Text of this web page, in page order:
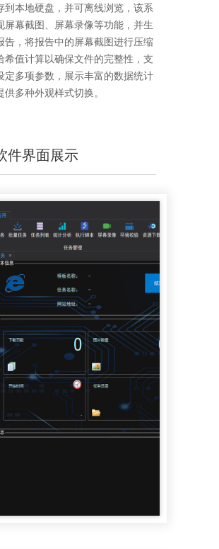
到本地硬盘，并可离线浏览，该系
屏幕截图、屏幕录像等功能，并生
告，将报告中的屏幕截图进行压缩
希值计算以确保文件的完整性，支
定多项参数，展示丰富的数据统计
供多种外观样式切换。
件界面展示